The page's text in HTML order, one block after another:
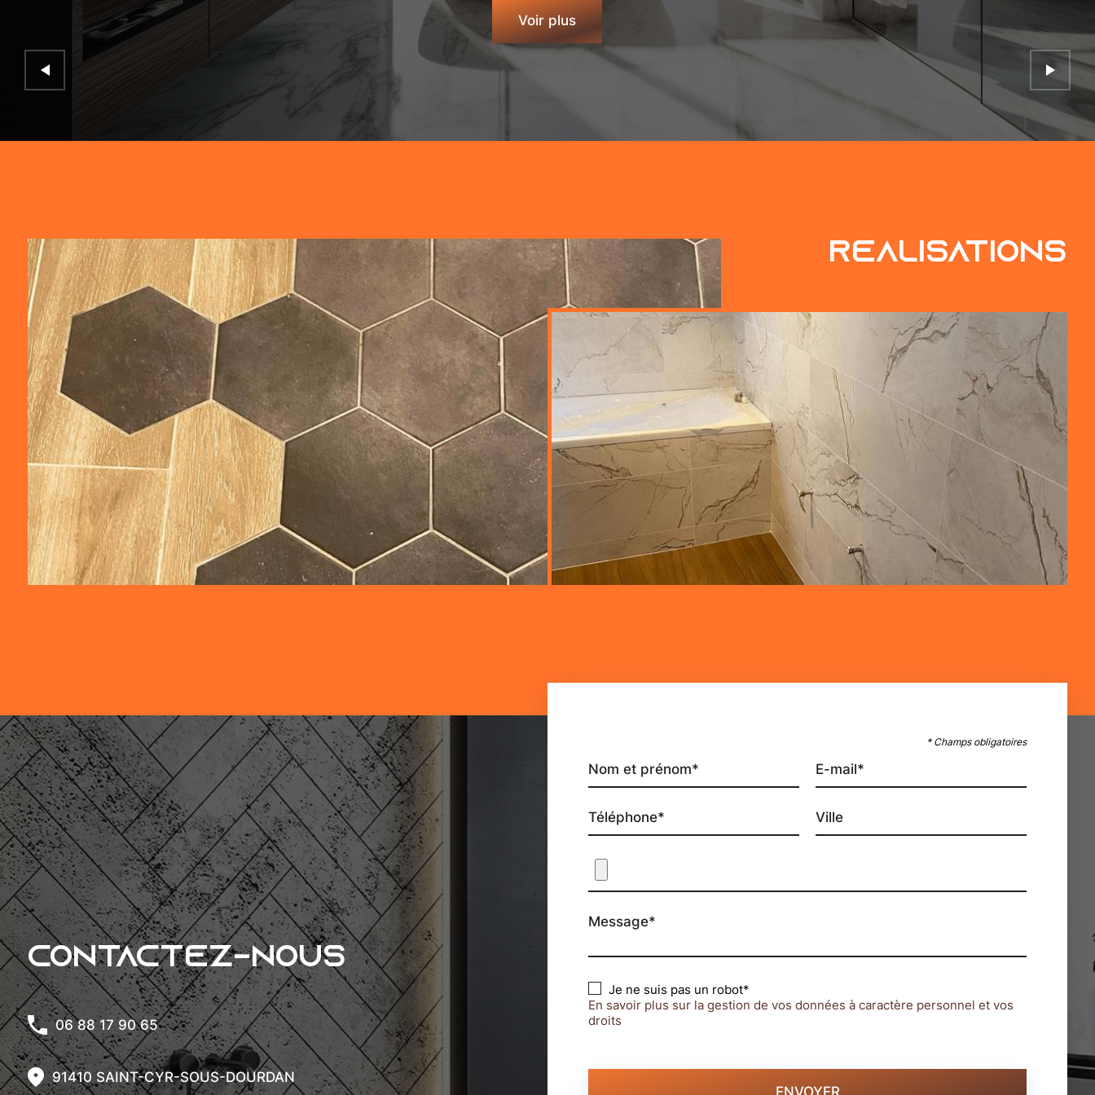
Voir plus
réalisations
Contactez-nous
06 88 17 90 65
91410 SAINT-CYR-SOUS-DOURDAN
* Champs obligatoires
Nom et prénom*
Téléphone*
E-mail*
Ville
Message*
Je ne suis pas un robot*
En savoir plus sur la gestion de vos données à caractère personnel et vos
droits